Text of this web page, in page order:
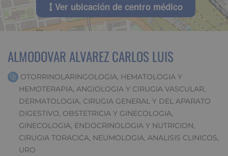
Ver ubicación de centro médico
ALMODOVAR ALVAREZ CARLOS LUIS
OTORRINOLARINGOLOGIA, HEMATOLOGIA Y
HEMOTERAPIA, ANGIOLOGIA Y CIRUGIA VASCULAR,
DERMATOLOGIA, CIRUGIA GENERAL Y DEL APARATO
DIGESTIVO, OBSTETRICIA Y GINECOLOGIA,
GINECOLOGIA, ENDOCRINOLOGIA Y NUTRICION,
CIRUGIA TORACICA, NEUMOLOGIA, ANALISIS CLINICOS,
URO